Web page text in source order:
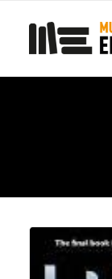
IN EVIDENZA
DOWNLOAD
RICERCA